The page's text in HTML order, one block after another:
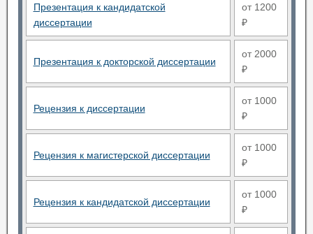
Презентация к кандидатской
диссертации
от 1200
₽
Презентация к докторской диссертации
от 2000
₽
Рецензия к диссертации
от 1000
₽
Рецензия к магистерской диссертации
от 1000
₽
Рецензия к кандидатской диссертации
от 1000
₽